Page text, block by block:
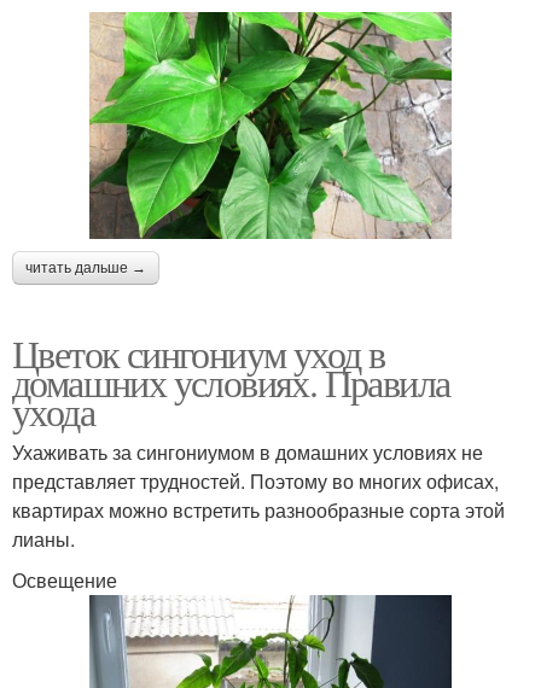
читать дальше →
Цветок сингониум уход в
домашних условиях. Правила
ухода
Ухаживать за сингониумом в домашних условиях не
представляет трудностей. Поэтому во многих офисах,
квартирах можно встретить разнообразные сорта этой
лианы.
Освещение